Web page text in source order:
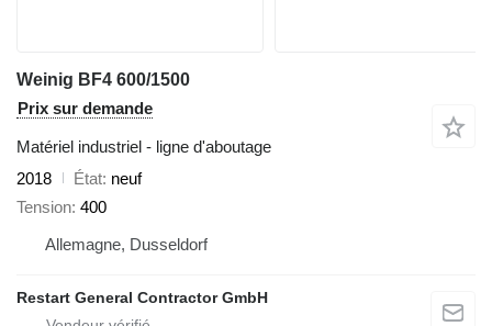
Weinig BF4 600/1500
Prix sur demande
Matériel industriel - ligne d'aboutage
2018
État neuf
Tension 400
Allemagne, Dusseldorf
Restart General Contractor GmbH